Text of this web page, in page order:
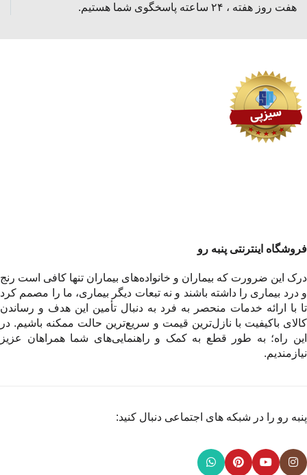
هفت روز هفته ، ۲۴ ساعته پاسخگوی شما هستیم.
فروشگاه اینترنتی پنبه رو
درک این ضرورت که بیماران و خانواده‌های بیماران تنها کافی است رنج
و درد بیماری را داشته باشند و نه تبعات دیگر بیماری، ما را مصمم کرد
تا با ارائه خدمات منحصر به فرد به دنبال تأمین این هدف و رساندن
کالای باکیفیت با نازل‌ترین قیمت و سریع‌ترین حالت ممکنه باشیم. در
این راه؛ به طور قطع به کمک و راهنمایی‌های شما همراهان عزیز
نیازمندیم.
پنبه رو را در شبکه های اجتماعی دنبال کنید: